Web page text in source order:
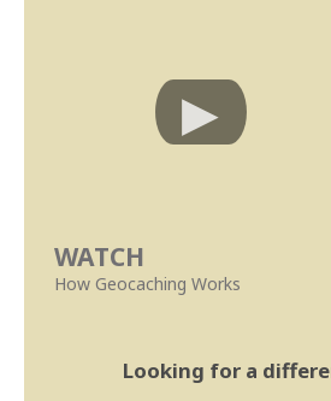
WATCH
How Geocaching Works
Looking for a